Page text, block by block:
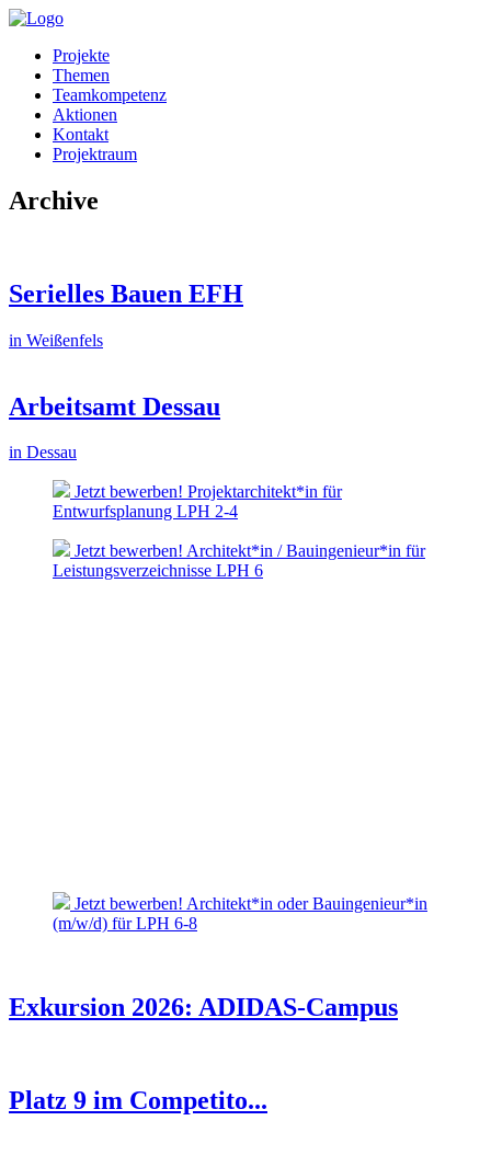
Projekte
Themen
Teamkompetenz
Aktionen
Kontakt
Projektraum
Archive
Serielles Bauen EFH
in Weißenfels
Arbeitsamt Dessau
in Dessau
Jetzt bewerben! Projektarchitekt*in für
Entwurfsplanung LPH 2-4
Jetzt bewerben! Architekt*in / Bauingenieur*in für
Leistungsverzeichnisse LPH 6
Jetzt bewerben! Architekt*in oder Bauingenieur*in
(m/w/d) für LPH 6-8
Exkursion 2026: ADIDAS-Campus
Platz 9 im Competito...